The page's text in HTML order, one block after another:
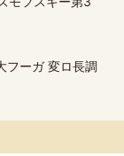
フーガ 変ロ長調